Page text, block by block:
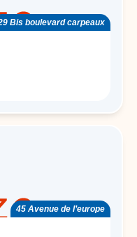
Bis boulevard carpeaux
45 Avenue de l’europe